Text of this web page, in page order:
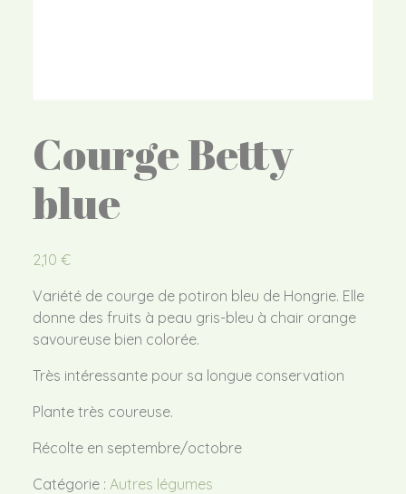
Courge Betty
blue
2,10 €
Variété de courge de potiron bleu de Hongrie. Elle
donne des fruits à peau gris-bleu à chair orange
savoureuse bien colorée.
Très intéressante pour sa longue conservation
Plante très coureuse.
Récolte en septembre/octobre
Catégorie : Autres légumes